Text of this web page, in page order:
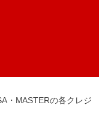
・MASTERの各クレジ